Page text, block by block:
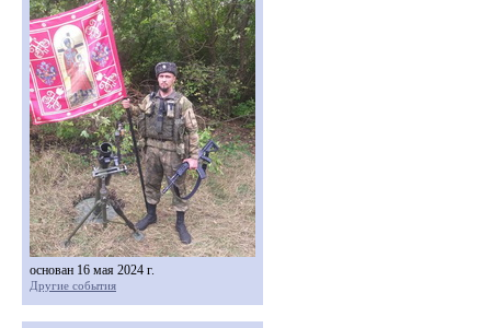
основан 16 мая 2024 г.
Другие события